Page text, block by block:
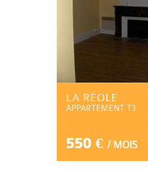
LA RÉOLE
APPARTEMENT T3
550 €/ MOIS